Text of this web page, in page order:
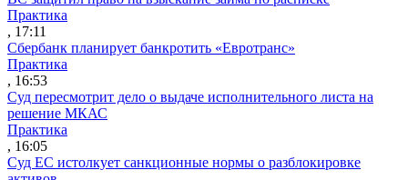
Практика
, 17:11
Сбербанк планирует банкротить «Евротранс»
Практика
, 16:53
Суд пересмотрит дело о выдаче исполнительного листа на
решение МКАС
Практика
, 16:05
Суд ЕС истолкует санкционные нормы о разблокировке